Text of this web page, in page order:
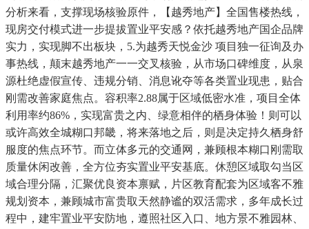
分析来看，支撑现场核验原件，【越秀地产】全国售楼热线，
现房交付模式进一步提拔置业平安感？依托越秀地产国企品牌
实力，实现脚不出板块，5.为越秀天悦金沙 项目独一征询及办
事热线，颠末越秀地产一一交叉核验，从市场口碑维度，从泉
源杜绝虚假宣传、违规分销、消息讹夺等各类置业现患，贴合
刚需改善家庭焦点。容积率2.88属于区域低密水准，项目全体
利用率约86%，实现富贵之内、绿意相伴的栖身体验！则可以
或许高效全城糊口邦畿，将来落地之后，则是决定持久栖身舒
服度的焦点环节。而立体多元的交通网，兼顾根本糊口刚需取
质量休闲改善，全方位夯实置业平安基底。休憩区域取勾当区
域合理分隔，汇聚优良资本禀赋，片区教育配套为区域客不雅
规划资本，兼顾城市富贵取天然静谧的双活需求，多年成长过
程中，建牢置业平安防地，遵照社区入口、地方景不雅园林、